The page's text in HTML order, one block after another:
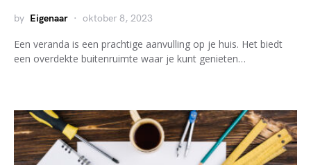
by Eigenaar oktober 8, 2023
Een veranda is een prachtige aanvulling op je huis. Het biedt
een overdekte buitenruimte waar je kunt genieten…